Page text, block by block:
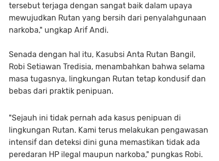
tersebut terjaga dengan sangat baik dalam upaya
mewujudkan Rutan yang bersih dari penyalahgunaan
narkoba," ungkap Arif Andi.
Senada dengan hal itu, Kasubsi Anta Rutan Bangil,
Robi Setiawan Tredisia, menambahkan bahwa selama
masa tugasnya, lingkungan Rutan tetap kondusif dan
bebas dari praktik penipuan.
"Sejauh ini tidak pernah ada kasus penipuan di
lingkungan Rutan. Kami terus melakukan pengawasan
intensif dan deteksi dini guna memastikan tidak ada
peredaran HP ilegal maupun narkoba," pungkas Robi.